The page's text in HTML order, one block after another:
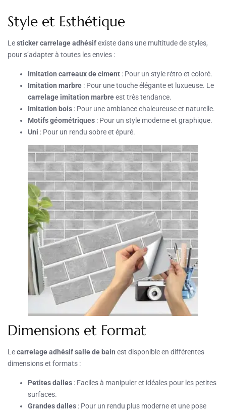
Style et Esthétique
Lesticker carrelage adhésifexiste dans une multitude de styles,
pour s’adapter à toutes les envies :
Imitation carreaux de ciment : Pour un style rétro et coloré.
Imitation marbre : Pour une touche élégante et luxueuse. Le
carrelage imitation marbreest très tendance.
Imitation bois : Pour une ambiance chaleureuse et naturelle.
Motifs géométriques : Pour un style moderne et graphique.
Uni : Pour un rendu sobre et épuré.
Dimensions et Format
Lecarrelage adhésif salle de bain est disponible en différentes
dimensions et formats :
Petites dalles : Faciles à manipuler et idéales pour les petites
surfaces.
Grandes dalles : Pour un rendu plus moderne et une pose